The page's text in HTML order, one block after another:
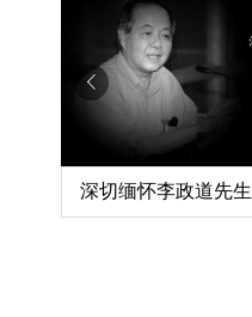
深切缅怀李政道先生